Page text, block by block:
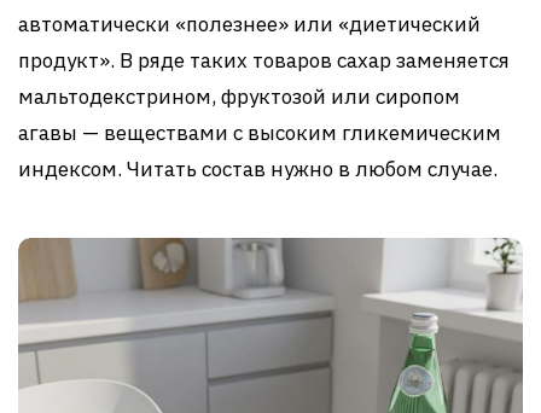
автоматически «полезнее» или «диетический
продукт». В ряде таких товаров сахар заменяется
мальтодекстрином, фруктозой или сиропом
агавы — веществами с высоким гликемическим
индексом. Читать состав нужно в любом случае.